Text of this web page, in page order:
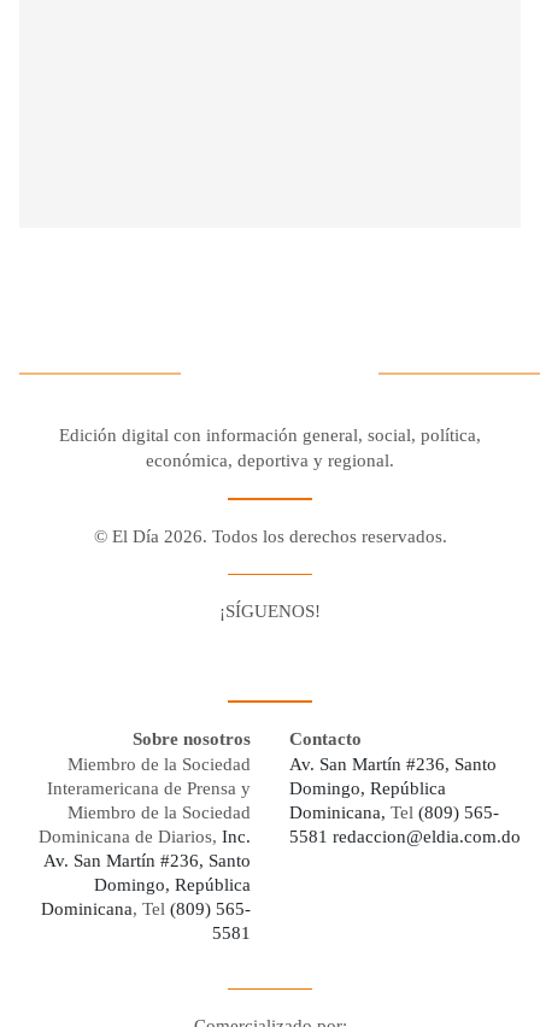
Edición digital con información general, social, política,
económica, deportiva y regional.
© El Día 2026. Todos los derechos reservados.
¡SÍGUENOS!
Sobre nosotros
Miembro de la Sociedad
Interamericana de Prensa y
Miembro de la Sociedad
Dominicana de Diarios, Inc.
Av. San Martín #236, Santo
Domingo, República
Dominicana, Tel (809) 565-
5581
Contacto
Av. San Martín #236, Santo
Domingo, República
Dominicana, Tel (809) 565-
5581 redaccion@eldia.com.do